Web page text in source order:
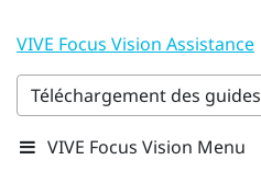
VIVE Focus Vision Assistance
Téléchargement des guides
VIVE Focus Vision Menu